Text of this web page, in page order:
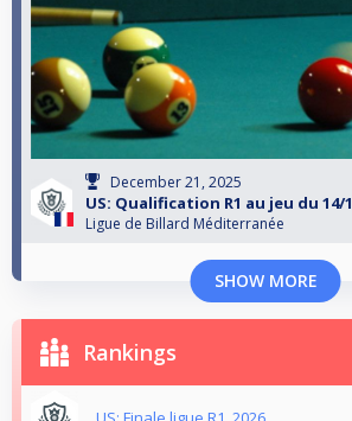
December 21, 2025
US: Qualification R1 au jeu du 14/1
Ligue de Billard Méditerranée
SHOW MORE
Rankings